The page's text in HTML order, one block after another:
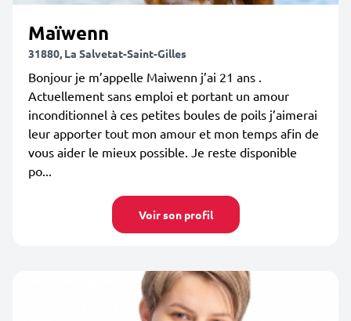
Maïwenn
31880, La Salvetat-Saint-Gilles
Bonjour je m’appelle Maiwenn j’ai 21 ans .
Actuellement sans emploi et portant un amour
inconditionnel à ces petites boules de poils j’aimerai
leur apporter tout mon amour et mon temps afin de
vous aider le mieux possible. Je reste disponible
po...
Voir son profil